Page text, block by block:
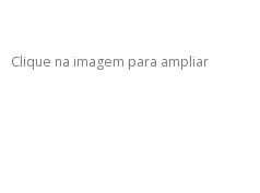
Clique na imagem para ampliar